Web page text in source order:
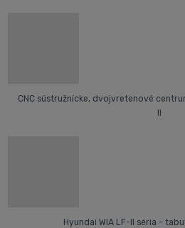
CNC sústružnícke, dvojvretenové
Hyundai WIA LF-II séria -